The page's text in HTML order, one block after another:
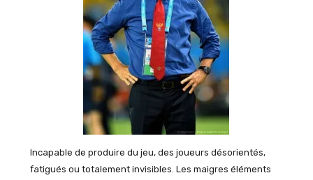
Incapable de produire du jeu, des joueurs désorientés,
fatigués ou totalement invisibles. Les maigres éléments